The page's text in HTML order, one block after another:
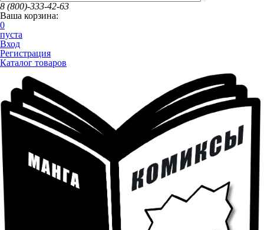
8 (800)-333-42-63
Ваша корзина:
0
пуста
Вход
Регистрация
Каталог товаров